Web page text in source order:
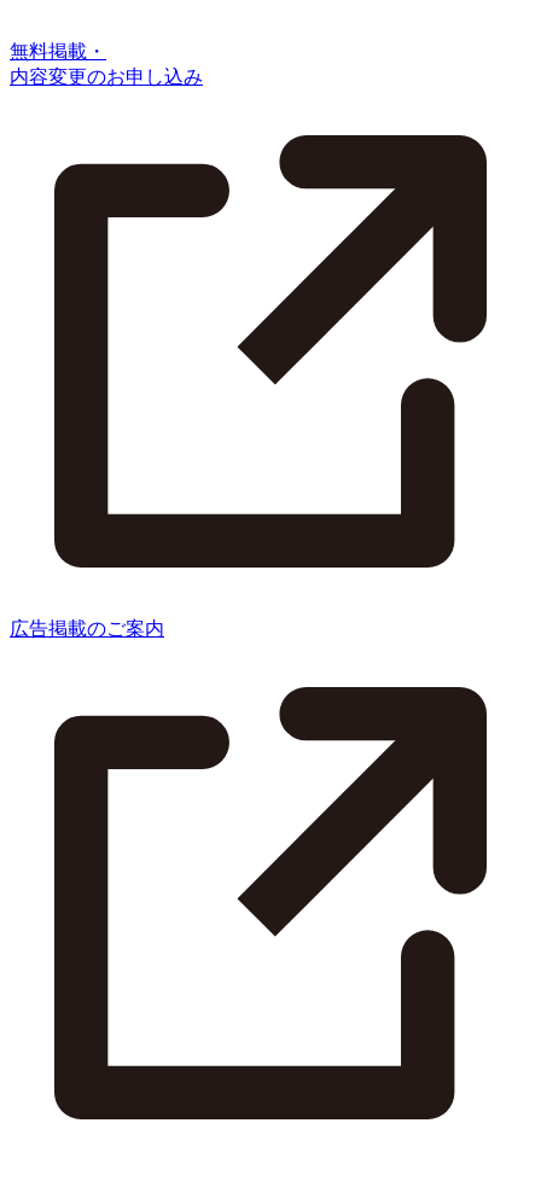
無料掲載・
内容変更のお申し込み
広告掲載のご案内